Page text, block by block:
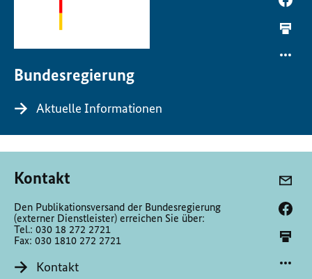
Bundesregierung
Aktuelle Informationen
Kontakt
Den Publikationsversand der Bundesregierung
(externer Dienstleister) erreichen Sie über:
Tel.: 030 18 272 2721
Fax: 030 1810 272 2721
Kontakt